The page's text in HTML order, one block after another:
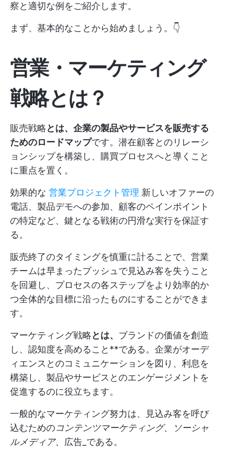
察と適切な例をご紹介します。
まず、基本的なことから始めましょう。👇
営業・マーケティング
戦略とは？
販売戦略とは、企業の製品やサービスを販売する
ためのロードマップです。潜在顧客とのリレーシ
ョンシップを構築し、購買プロセスへと導くこと
に重点を置く。
効果的な 営業プロジェクト管理 新しいオファーの
電話、製品デモへの参加、顧客のペインポイント
の特定など、鍵となる戦術の円滑な実行を保証す
る。
販売終了のタイミングを慎重に計ることで、営業
チームは早まったプッシュで見込み客を失うこと
を回避し、プロセスの各ステップをより効率的か
つ全体的な目標に沿ったものにすることができま
す。
マーケティング戦略とは、 ブランドの価値を創造
し、認知度を高めること**である。企業がオーデ
ィエンスとのコミュニケーションを図り、利息を
構築し、製品やサービスとのエンゲージメントを
促進するのに役立ちます。
一般的なマーケティング努力は、見込み客を呼び
込むためのコンテンツマーケティング、ソーシャ
ルメディア、 広告_である。